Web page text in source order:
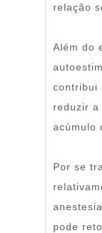
relação
Além do
contribui
reduzir
acúmulo
Por se
pode